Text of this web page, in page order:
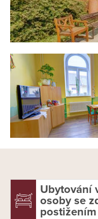
Ubytování
osoby se